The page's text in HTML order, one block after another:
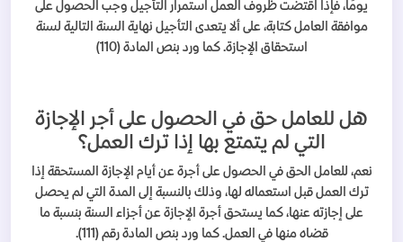
يومًا، فإذا اقتضت ظروف العمل استمرار التأجيل وجب الحصول على
موافقة العامل كتابة، على ألا يتعدى التأجيل نهاية السنة التالية لسنة
استحقاق الإجازة. كما ورد بنص المادة (110)
هل للعامل حق في الحصول على أجر الإجازة
التي لم يتمتع بها إذا ترك العمل؟
نعم، للعامل الحق في الحصول على أجرة عن أيام الإجازة المستحقة إذا
ترك العمل قبل استعماله لها، وذلك بالنسبة إلى المدة التي لم يحصل
على إجازته عنها، كما يستحق أجرة الإجازة عن أجزاء السنة بنسبة ما
قضاه منها في العمل. كما ورد بنص المادة رقم (111).